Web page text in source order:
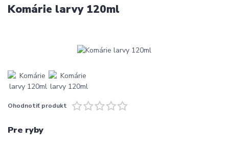
Komárie larvy 120ml
Ohodnotiť produkt
Pre ryby